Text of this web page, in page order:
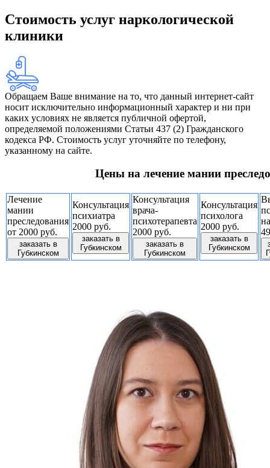
Стоимость услуг наркологической
клиники
Обращаем Ваше внимание на то, что данный интернет-сайт
носит исключительно информационный характер и ни при
каких условиях не является публичной офертой,
определяемой положениями Статьи 437 (2) Гражданского
кодекса РФ. Стоимость услуг уточняйте по телефону,
указанному на сайте.
Цены на лечение мании
Лечение
мании
преследования
от 2000 руб.
заказать в
Губкинском
Консультация
психиатра
2000 руб.
заказать в
Губкинском
Консультация
врача-
психотерапевта
2000 руб.
заказать в
Губкинском
Консультация
психолога
2000 руб.
заказать в
Губкинском